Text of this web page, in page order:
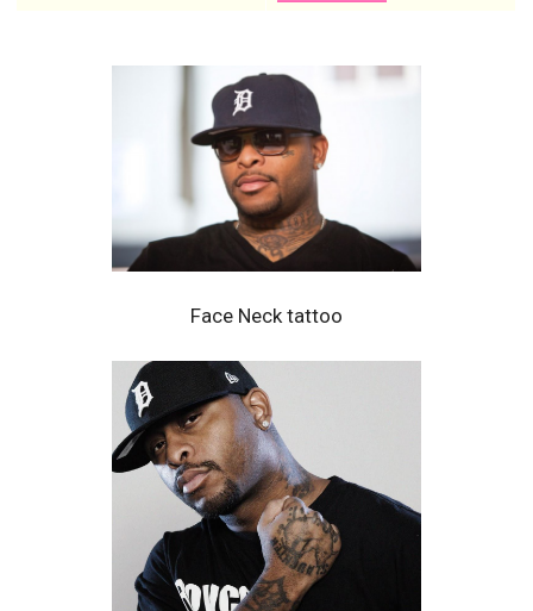
Face Neck tattoo